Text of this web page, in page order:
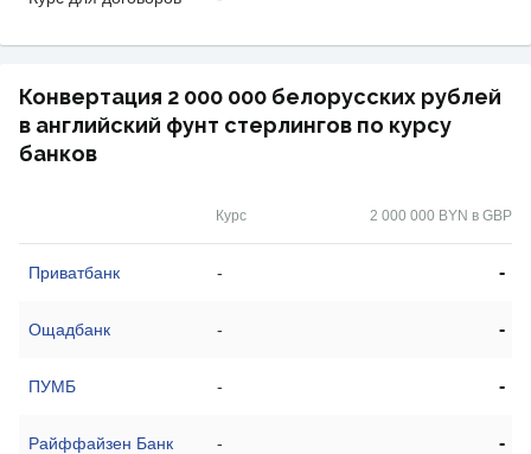
Конвертация 2 000 000 белорусских рублей
в английский фунт стерлингов по курсу
банков
Курс 2 000 000 BYN в GBP
Приватбанк - -
Ощадбанк - -
ПУМБ - -
Райффайзен Банк - -